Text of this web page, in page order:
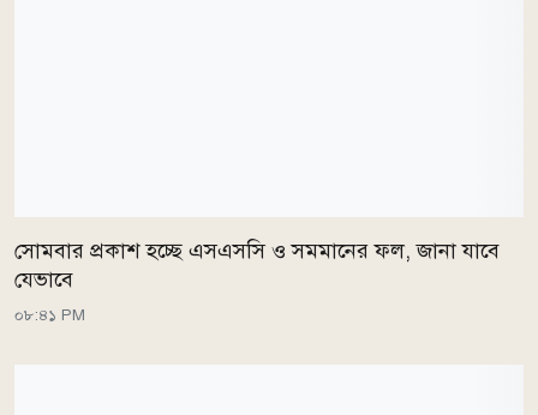
সোমবার প্রকাশ হচ্ছে এসএসসি ও সমমানের ফল, জানা যাবে
যেভাবে
০৮:৪১ PM